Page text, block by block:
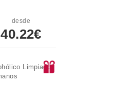
desde
40.22€